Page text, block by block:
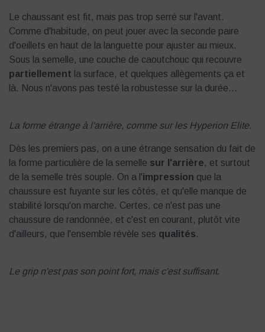
Le chaussant est fit, mais pas trop serré sur l'avant.
Comme d'habitude, on peut jouer avec la seconde paire
d'oeillets en haut de la languette pour ajuster au mieux.
Sous la semelle, une couche de caoutchouc qui recouvre
partiellement la surface, et quelques allègements ça et
là. Nous n'avons pas testé la robustesse sur la durée...
La forme étrange à l'arrière, comme sur les Hyperion Elite.
Dès les premiers pas, on a une étrange sensation du fait de
la forme particulière de la semelle sur l'arrière, et surtout
de la semelle très souple. On a l'impression que la
chaussure est fuyante sur les côtés, et qu'elle manque de
stabilité lorsqu'on marche. Certes, ce n'est pas une
chaussure de randonnée, et c'est en courant, plutôt vite
d'ailleurs, que l'ensemble révèle ses qualités.
Le grip n'est pas son point fort, mais c'est suffisant.